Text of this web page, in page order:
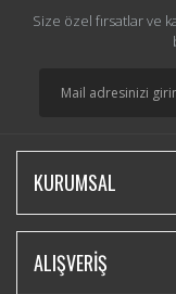
Size özel fırsatlar ve
KURUMSAL
ALIŞVERİŞ